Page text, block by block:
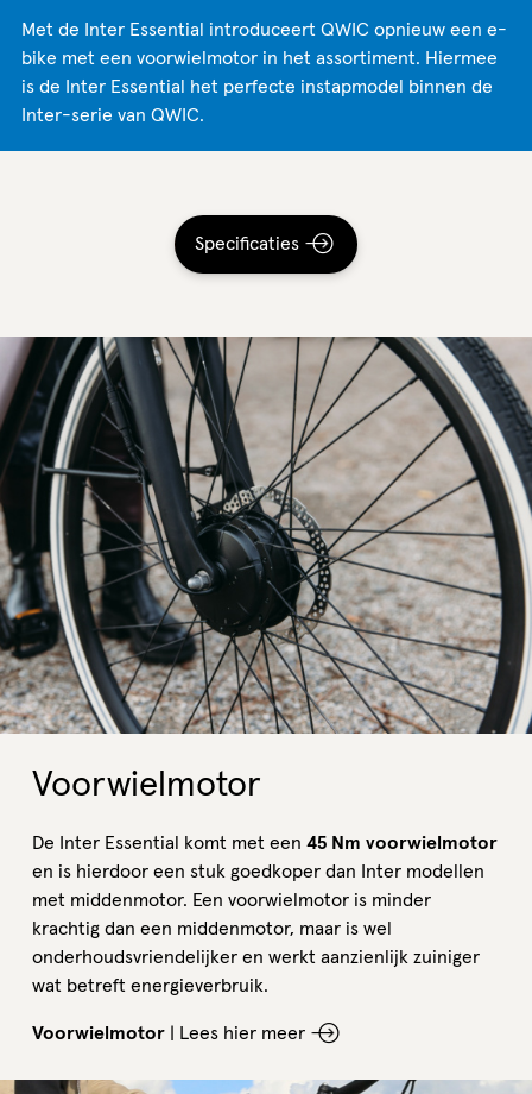
Met de Inter Essential introduceert QWIC opnieuw een e-
bike met een voorwielmotor in het assortiment. Hiermee
is de Inter Essential het perfecte instapmodel binnen de
Inter-serie van QWIC.
Specificaties
Voorwielmotor
De Inter Essential komt met een 45 Nm voorwielmotor
en is hierdoor een stuk goedkoper dan Inter modellen
met middenmotor. Een voorwielmotor is minder
krachtig dan een middenmotor, maar is wel
onderhoudsvriendelijker en werkt aanzienlijk zuiniger
wat betreft energieverbruik.
Voorwielmotor Lees hier meer